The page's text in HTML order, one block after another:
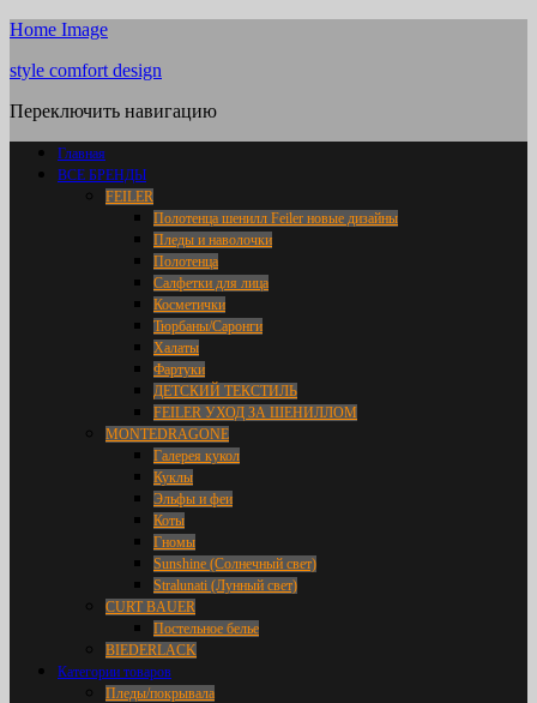
Home Image
style comfort design
Переключить навигацию
Главная
ВСЕ БРЕНДЫ
FEILER
Полотенца шенилл Feiler новые дизайны
Пледы и наволочки
Полотенца
Салфетки для лица
Косметички
Тюрбаны/Саронги
Халаты
Фартуки
ДЕТСКИЙ ТЕКСТИЛЬ
FEILER УХОД ЗА ШЕНИЛЛОМ
MONTEDRAGONE
Галерея кукол
Куклы
Эльфы и феи
Коты
Гномы
Sunshine (Солнечный свет)
Stralunati (Лунный свет)
CURT BAUER
Постельное белье
BIEDERLACK
Категории товаров
Пледы/покрывала